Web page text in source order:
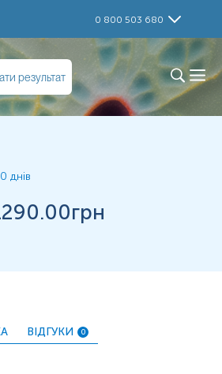
0 800 503 680
результат
у відповідності до зміни
днів
.00грн
ВІДГУКИ 0